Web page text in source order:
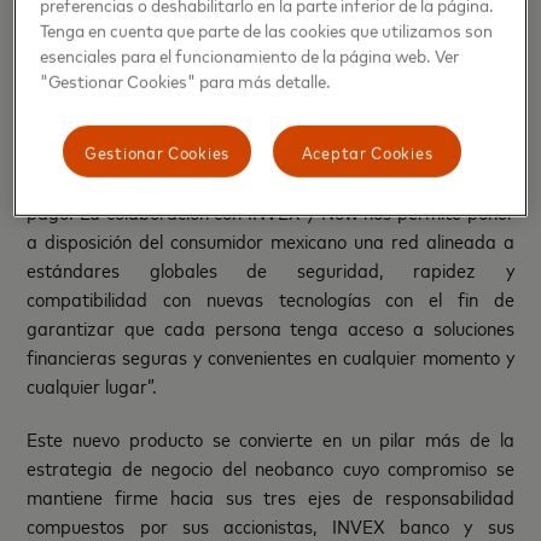
Por su parte,Mauricio Schwartzmann, country manager
para Mastercard México, concluyó que “En un mundo cada
vez más interconectado, la adopción de soluciones digitales
no solo nos permite ofrecer una experiencia de usuario
conveniente, sino que también consolida nuestra posición a
la vanguardia de la innovación en la industria de medios de
pago. La colaboración con INVEX y Now nos permite poner
a disposición del consumidor mexicano una red alineada a
estándares globales de seguridad, rapidez y
compatibilidad con nuevas tecnologías con el fin de
garantizar que cada persona tenga acceso a soluciones
financieras seguras y convenientes en cualquier momento y
cualquier lugar”.
Este nuevo producto se convierte en un pilar más de la
estrategia de negocio del neobanco cuyo compromiso se
mantiene firme hacia sus tres ejes de responsabilidad
compuestos por sus accionistas, INVEX banco y sus
Tenga en cuenta que parte de las cookies que utilizamos son
esenciales para el funcionamiento de la página web. Ver
"Gestionar Cookies" para más detalle.
Aceptar Cookies
Gestionar Cookies